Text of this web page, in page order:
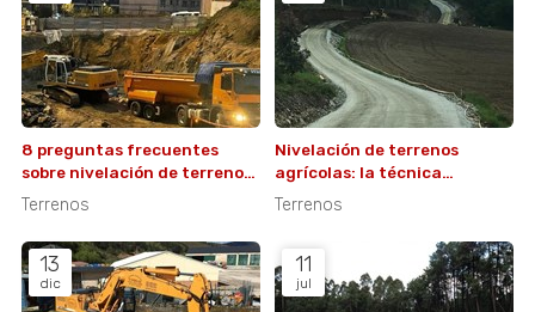
8 preguntas frecuentes
sobre nivelación de terrenos
para construcción
Terrenos
Nivelación de terrenos
agrícolas: la técnica
adecuada que puede mejorar
Terrenos
13
dic
11
jul